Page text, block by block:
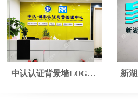
中认认证背景墙LOGO墙